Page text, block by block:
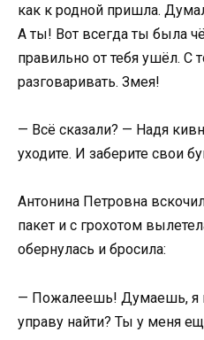
как к родной пришла.
А ты! Вот всегда ты была
правильно от тебя ушёл.
разговаривать. Змея!
— Всё сказали? — Надя
уходите. И заберите свои
Антонина Петровна
пакет и с грохотом
обернулась и бросила:
— Пожалеешь! Думаешь, я
управу найти? Ты у меня